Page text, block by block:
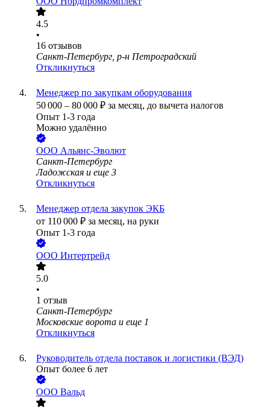
4.5
•
16 отзывов
Санкт-Петербург, р-н Петроградский
Откликнуться
Менеджер по закупкам оборудования
50 000 – 80 000 ₽ за месяц, до вычета налогов
Опыт 1-3 года
Можно удалённо
ООО Альянс-Эволют
Санкт-Петербург
Ладожская и еще 3
Откликнуться
Менеджер отдела закупок ЭКБ
от 110 000 ₽ за месяц, на руки
Опыт 1-3 года
ООО Интертрейд
5.0
•
1 отзыв
Санкт-Петербург
Московские ворота и еще 1
Откликнуться
Руководитель отдела поставок и логистики (ВЭД)
Опыт более 6 лет
ООО Вальд